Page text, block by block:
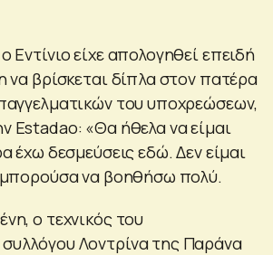
Εντίνιο είχε απολογηθεί επειδή
να βρίσκεται δίπλα στον πατέρα
του υποχρεώσεων,
Estadao: «Θα ήθελα να είμαι
έχω δεσμεύσεις εδώ. Δεν είμαι
μπορούσα να βοηθήσω πολύ.
ο τεχνικός του
Λοντρίνα της Παράνα